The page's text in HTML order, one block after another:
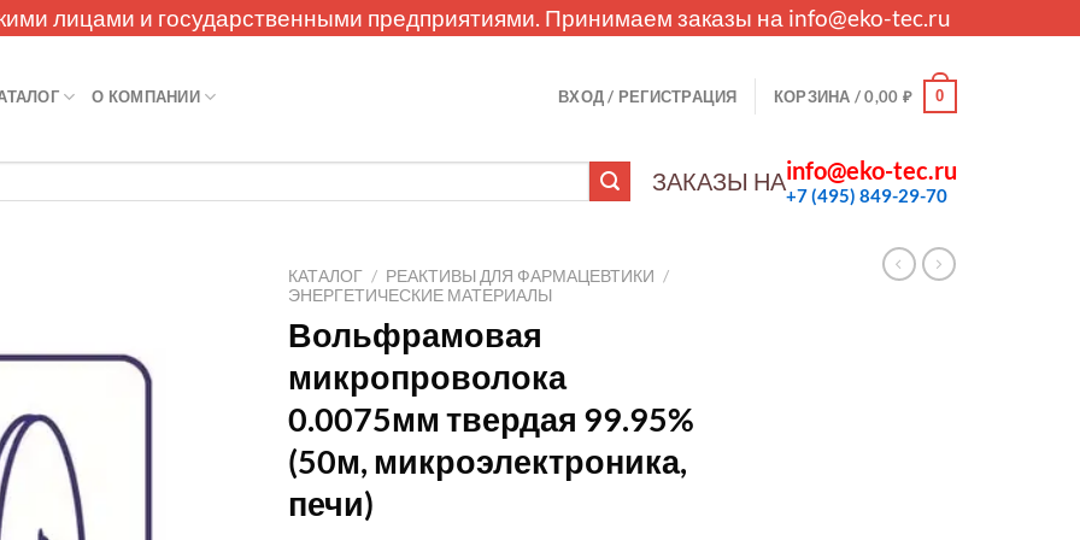
лицами и государственными предприятиями. Принимаем заказы на info@eko-tec.ru
О КОМПАНИИ ВХОД / РЕГИСТРАЦИЯ КОРЗИНА /0,00 ₽ 0
ЗАКАЗЫ НАinfo@eko-tec.ru
+7 (495) 849-29-70
КАТАЛОГ / РЕАКТИВЫ ДЛЯ ФАРМАЦЕВТИКИ /
ЭНЕРГЕТИЧЕСКИЕ МАТЕРИАЛЫ
Вольфрамовая
микропроволока
0.0075мм твердая 99.95%
(50м, микроэлектроника,
печи)